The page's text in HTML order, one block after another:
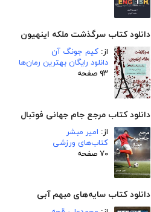
دانلود کتاب سرگذشت ملکه اینهیون
از: کیم جونگ آن
دانلود رایگان بهترین رمان‌ها
۹۳ صفحه
دانلود کتاب مرجع جام جهانی فوتبال
از: امیر مبشر
کتاب‌های ورزشی
۷۰ صفحه
دانلود کتاب سایه‌های مبهم آبی